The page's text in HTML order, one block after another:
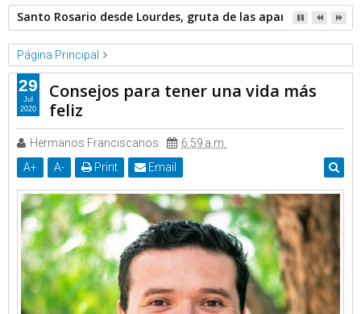
OFICIO DE LECTURA- SÁBADO 14 DE NOVIEMBRE DE 2020.
Página Principal
Padre Sergio
Videos Consejos para tener una vida más feliz
Consejos para tener una vida más
feliz
Hermanos Franciscanos
6:59 a.m.
A+ A- Print Email
29
Jul
2020